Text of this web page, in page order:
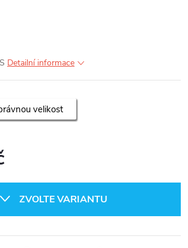
Detailní informace
velikost
ZVOLTE VARIANTU